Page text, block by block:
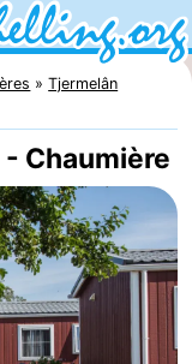
Tjermelân
Chaumière